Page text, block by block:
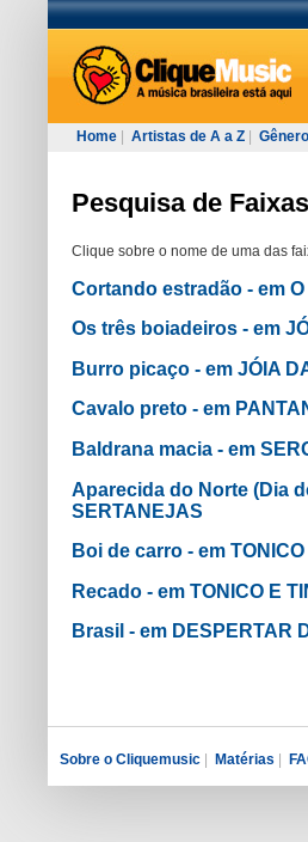
Home Artistas de A a Z
Pesquisa de
Clique sobre o nome de uma das
Cortando estradão - em
Os três boiadeiros - em
Burro picaço - em JÓIA
Cavalo preto - em
Baldrana macia - em
Aparecida do Norte (Dia
SERTANEJAS
Boi de carro - em
Recado - em TONICO E
Brasil - em DESPERTAR
Sobre o Cliquemusic Matérias